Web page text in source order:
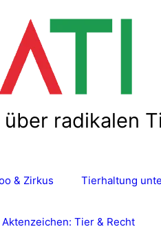
radikalen
& Zirkus Tierhaltung
Aktenzeichen: Tier & Recht